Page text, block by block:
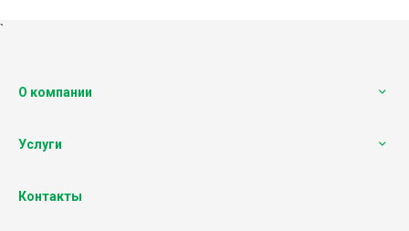
`
О компании
Услуги
Контакты